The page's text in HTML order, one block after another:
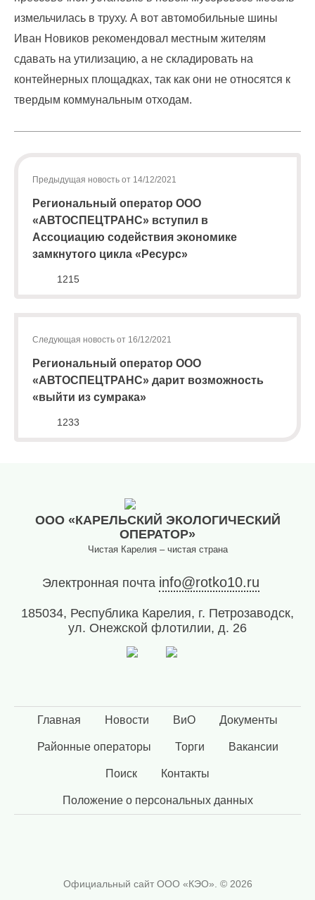
karelia.ru
;
8
59 46
07
;
информационной
части
квитанции)
Приемная
08:00
20:00)
измельчилась в труху. А вот автомобильные шины
Иван Новиков рекомендовал местным жителям
сдавать на утилизацию, а не складировать на
контейнерных площадках, так как они не относятся к
твердым коммунальным отходам.
Предыдущая новость от 14/12/2021
Региональный оператор ООО
«АВТОСПЕЦТРАНС» вступил в
Ассоциацию содействия экономике
замкнутого цикла «Ресурс»
1215
Следующая новость от 16/12/2021
Региональный оператор ООО
«АВТОСПЕЦТРАНС» дарит возможность
«выйти из сумрака»
1233
ООО «КАРЕЛЬСКИЙ ЭКОЛОГИЧЕСКИЙ
ОПЕРАТОР»
Чистая Карелия – чистая страна
Электронная почта info@rotko10.ru
185034, Республика Карелия, г. Петрозаводск,
ул. Онежской флотилии, д. 26
Главная Новости ВиО Документы
Районные операторы Торги Вакансии
Поиск Контакты
Положение о персональных данных
Официальный сайт ООО «КЭО». © 2026